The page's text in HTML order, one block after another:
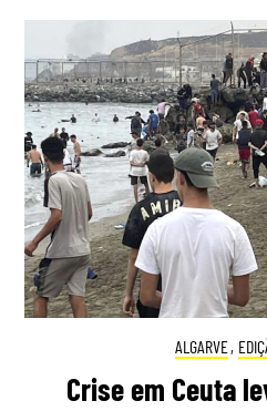
ALGARVE,
Crise em Ceuta